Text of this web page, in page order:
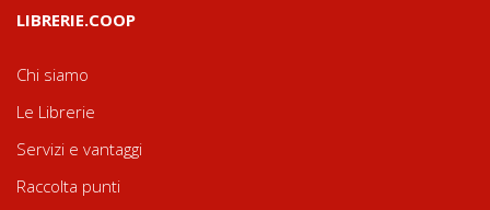
LIBRERIE.COOP
Chi siamo
Le Librerie
Servizi e vantaggi
Raccolta punti